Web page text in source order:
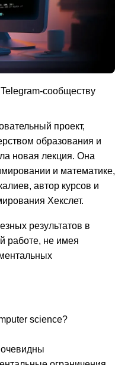
сообществу
проект,
образования и
новая лекция. Она
и математике,
автор курсов и
Хекслет.
результатов в
работе, не имея
science?